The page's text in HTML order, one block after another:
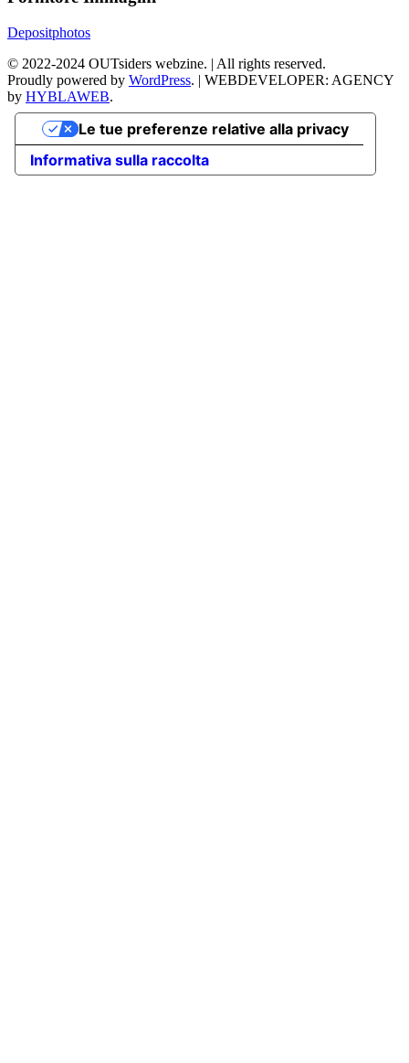
Depositphotos
© 2022-2024 OUTsiders webzine. | All rights reserved.
Proudly powered by WordPress. | WEBDEVELOPER: AGENCY
by HYBLAWEB.
Informativa sulla raccolta
Le tue preferenze relative alla privacy